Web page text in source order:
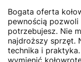
Bogata oferta
pewnością
potrzebujesz. Nie
najdroższy sprzęt.
technika i